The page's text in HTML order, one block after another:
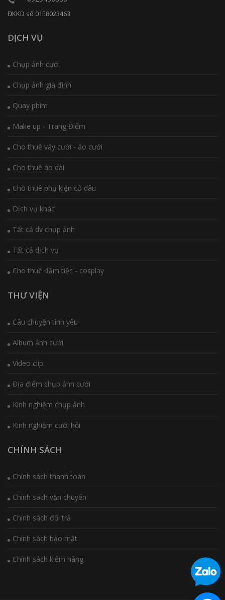
ĐKKD số 01E8023463
DỊCH VỤ
Chụp ảnh cưới
Chụp ảnh gia đình
Quay phim
Make up - Trang Điểm
Cho thuê váy cưới - áo cưới
Cho thuê áo dài
Cho thuê phụ kiện cô dâu
Dịch vụ khác
Tất cả dv chụp ảnh
Tất cả dịch vụ
Cho thuê đầm tiệc - cosplay
THƯ VIỆN
Câu chuyện tình yêu
Album ảnh cưới
Video clip
Địa điểm chụp ảnh cưới
Kinh nghiệm chụp ảnh
Kinh nghiệm cưới hỏi
CHÍNH SÁCH
Chính sách thanh toán
Chính sách vận chuyển
Chính sách đổi trả
Chính sách bảo mật
Chính sách kiểm hàng